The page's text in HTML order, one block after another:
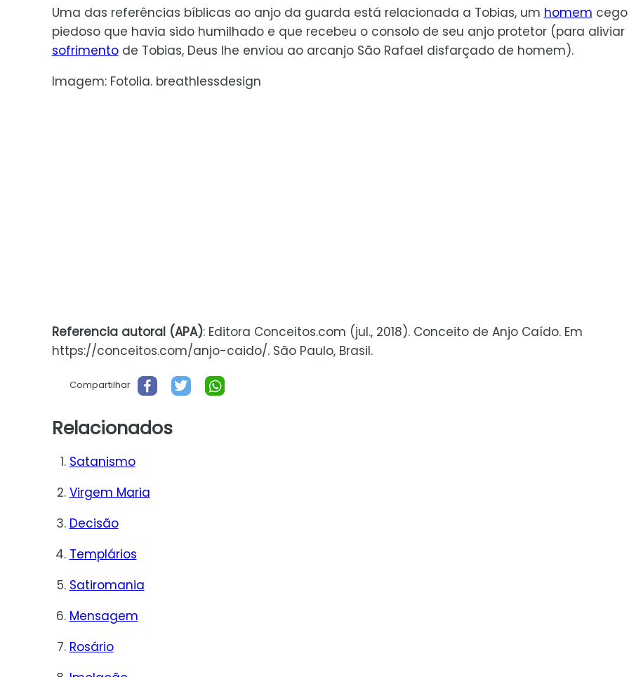
Uma das referências bíblicas ao anjo da guarda está relacionada a Tobias, um homem
piedoso que havia sido humilhado e que recebeu o consolo de seu anjo protetor (para aliviar
sofrimentode Tobias, Deus lhe enviou ao arcanjo São Rafael disfarçado de homem).
Imagem: Fotolia. breathlessdesign
Referencia autoral (APA): Editora Conceitos.com (jul., 2018). Conceito de Anjo Caído. Em
https://conceitos.com/anjo-caido/. São Paulo, Brasil.
Compartilhar
Relacionados
Satanismo
Virgem Maria
Decisão
Templários
Satiromania
Mensagem
Rosário